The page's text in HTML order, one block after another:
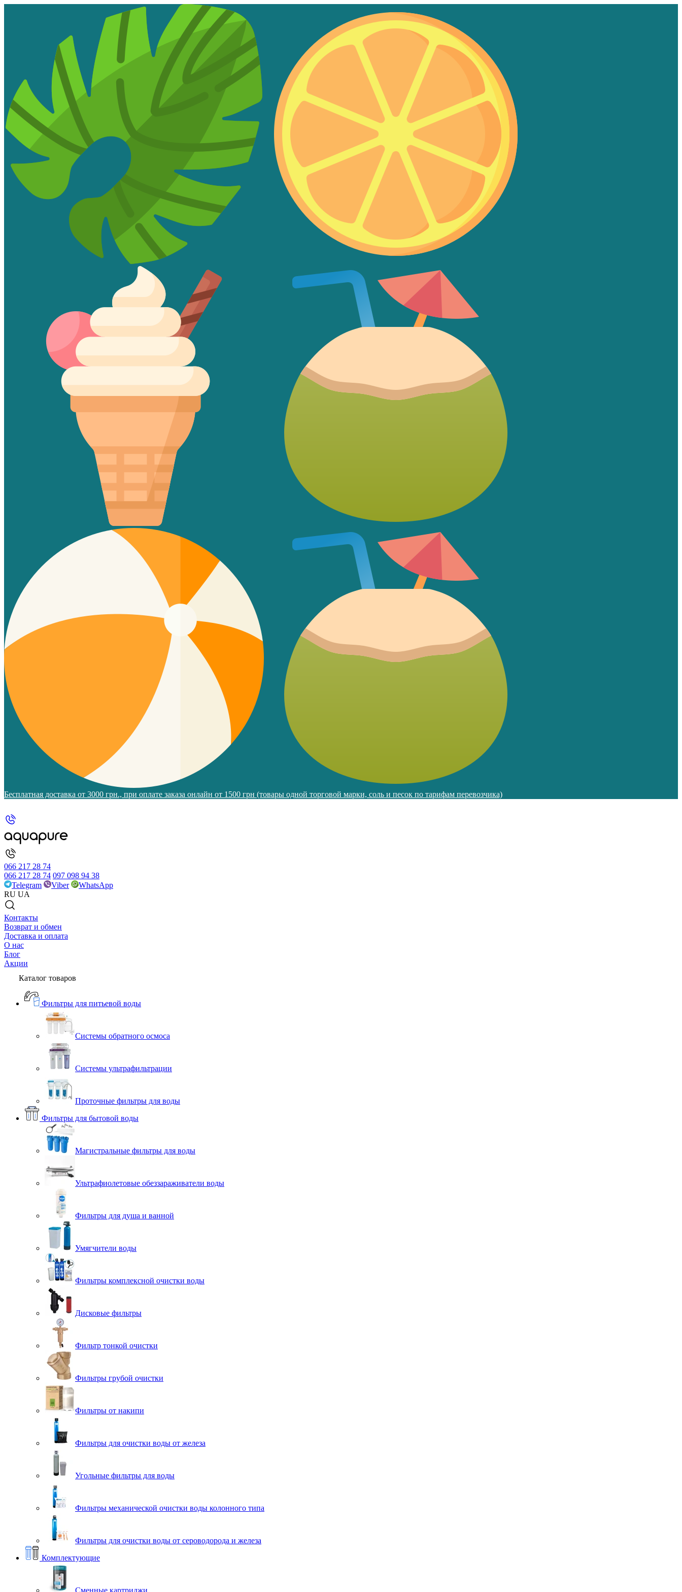
Бесплатная доставка от 3000 грн., при оплате заказа онлайн от 1500 грн (товары одной торговой марки, соль и песок по тарифам перевозчика)
066 217 28 74
066 217 28 74 097 098 94 38
Telegram
Viber
WhatsApp
RU UA
Контакты
Возврат и обмен
Доставка и оплата
О нас
Блог
Акции
Каталог товаров
Фильтры для питьевой воды
Системы обратного осмоса
Системы ультрафильтрации
Проточные фильтры для воды
Фильтры для бытовой воды
Магистральные фильтры для воды
Ультрафиолетовые обеззараживатели воды
Фильтры для душа и ванной
Умягчители воды
Фильтры комплексной очистки воды
Дисковые фильтры
Фильтр тонкой очистки
Фильтры грубой очистки
Фильтры от накипи
Фильтры для очистки воды от железа
Угольные фильтры для воды
Фильтры механической очистки воды колонного типа
Фильтры для очистки воды от сероводорода и железа
Комплектующие
Сменные картриджи